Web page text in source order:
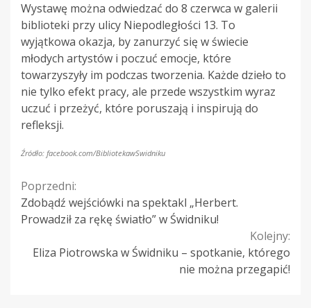
Wystawę można odwiedzać do 8 czerwca w galerii
biblioteki przy ulicy Niepodległości 13. To
wyjątkowa okazja, by zanurzyć się w świecie
młodych artystów i poczuć emocje, które
towarzyszyły im podczas tworzenia. Każde dzieło to
nie tylko efekt pracy, ale przede wszystkim wyraz
uczuć i przeżyć, które poruszają i inspirują do
refleksji.
Źródło: facebook.com/BibliotekawSwidniku
Continue
Reading
Poprzedni:
Zdobądź wejściówki na spektakl „Herbert.
Prowadził za rękę światło” w Świdniku!
Kolejny:
Eliza Piotrowska w Świdniku – spotkanie, którego
nie można przegapić!